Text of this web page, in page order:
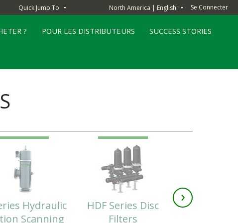
Quick Jump To ▼ North America | English ▼ Se Connecter
? POUR LES DISTRIBUTEURS SUCCESS STORIES
Hydraulic
Scanning
HDF Series Disc
Filters
›